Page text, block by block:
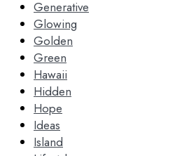
Generative
Glowing
Golden
Green
Hawaii
Hidden
Hope
Ideas
Island